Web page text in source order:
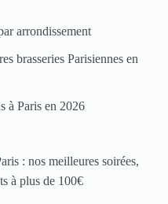
arrondissement
brasseries Parisiennes en
à Paris en 2026
: nos meilleures soirées,
à plus de 100€